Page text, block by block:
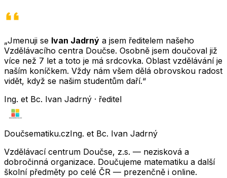
„Jmenuji se Ivan Jadrný a jsem ředitelem našeho
Vzdělávacího centra Doučse. Osobně jsem doučoval již
více než 7 let a toto je má srdcovka. Oblast vzdělávání je
naším koníčkem. Vždy nám všem dělá obrovskou radost
vidět, když se našim studentům daří.“
Ing. et Bc. Ivan Jadrný · ředitel
Doučsematiku.czIng. et Bc. Ivan Jadrný
Vzdělávací centrum Doučse, z.s. — nezisková a
dobročinná organizace. Doučujeme matematiku a další
školní předměty po celé ČR — prezenčně i online.